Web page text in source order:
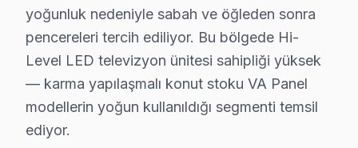
Bakım kapsamımız:
• Kartal'de toz ve ısı yönetimi optimizasyonu
• Güç kartı kondansatör ön kontrolü — Kartal
• Kartal'de ekran pikseli ve renk kalibrasyonu
• Ses sistemi ve hoparlör temizliği — Kartal
• Kartal'de bağlantı portları ve konektör bakımı
yoğunluk nedeniyle sabah ve öğleden sonra
pencereleri tercih ediliyor. Bu bölgede Hi-
Level LED televizyon ünitesi sahipliği yüksek
— karma yapılaşmalı konut stoku VA Panel
modellerin yoğun kullanıldığı segmenti temsil
ediyor.